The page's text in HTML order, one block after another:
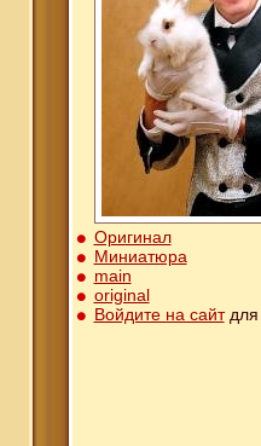
Оригинал
Миниатюра
main
original
Войдите на сайтдля